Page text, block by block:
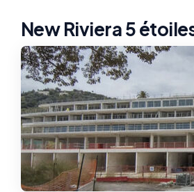
Thermographie
Nos Formules ACTUALITÉS
CONTACT
ETRE RAPPELÉ
New Riviera 5